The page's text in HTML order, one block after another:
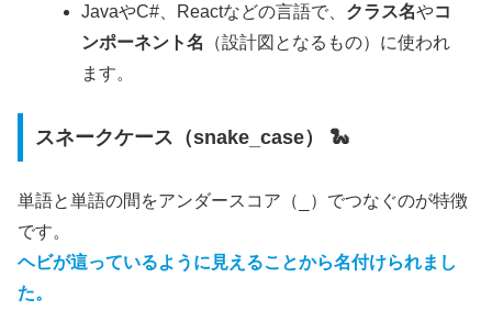
JavaやC#、Reactなどの言語で、 クラス名やコ
ンポーネント名
（設計図となるもの）に使われ
ます。
スネークケース（snake_case） 🐍
単語と単語の間をアンダースコア（
）でつなぐのが特徴
です。
ヘビが這っているように見えることから名付けられまし
た。